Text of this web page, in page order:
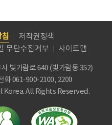
저작권정책
무단수집거부
사이트맵
빛가람로 640 (빛가람동 352)
화 061-900-2100, 2200
Korea. All Rights Reserved.